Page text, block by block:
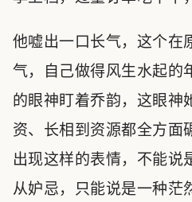
他嘘出一口长气，这个在
气，自己做得风生水起的
的眼神盯着乔韵，这眼神
资、长相到资源都全方面
出现这样的表情，不能说
从妒忌，只能说是一种